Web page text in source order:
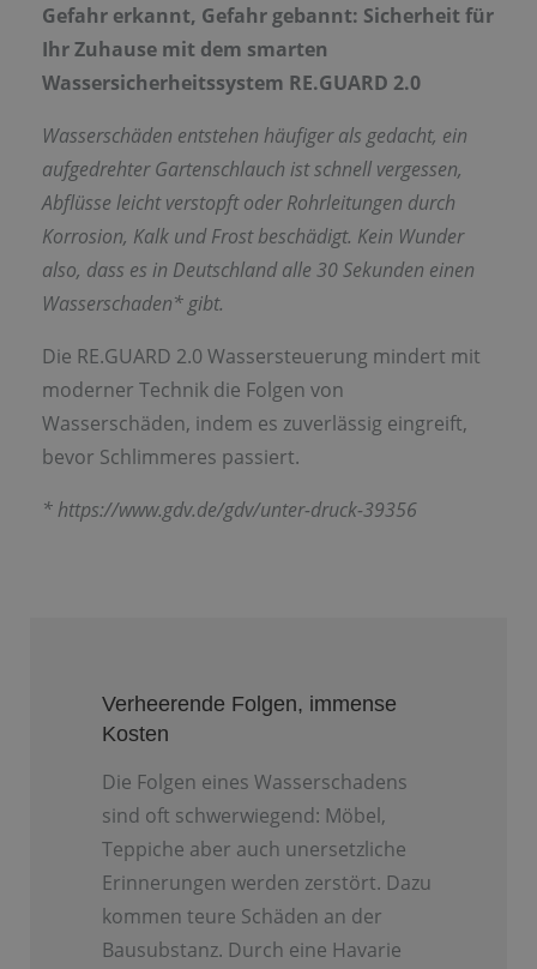
Gefahr erkannt, Gefahr gebannt: Sicherheit für
Ihr Zuhause mit dem smarten
Wassersicherheitssystem RE.GUARD 2.0
Wasserschäden entstehen häufiger als gedacht, ein
aufgedrehter Gartenschlauch ist schnell vergessen,
Abflüsse leicht verstopft oder Rohrleitungen durch
Korrosion, Kalk und Frost beschädigt. Kein Wunder
also, dass es in Deutschland alle 30 Sekunden einen
Wasserschaden* gibt.
Die RE.GUARD 2.0 Wassersteuerung mindert mit
moderner Technik die Folgen von
Wasserschäden, indem es zuverlässig eingreift,
bevor Schlimmeres passiert.
*https://www.gdv.de/gdv/unter-druck-39356
Verheerende Folgen, immense
Kosten
Die Folgen eines Wasserschadens
sind oft schwerwiegend: Möbel,
Teppiche aber auch unersetzliche
Erinnerungen werden zerstört. Dazu
kommen teure Schäden an der
Bausubstanz. Durch eine Havarie